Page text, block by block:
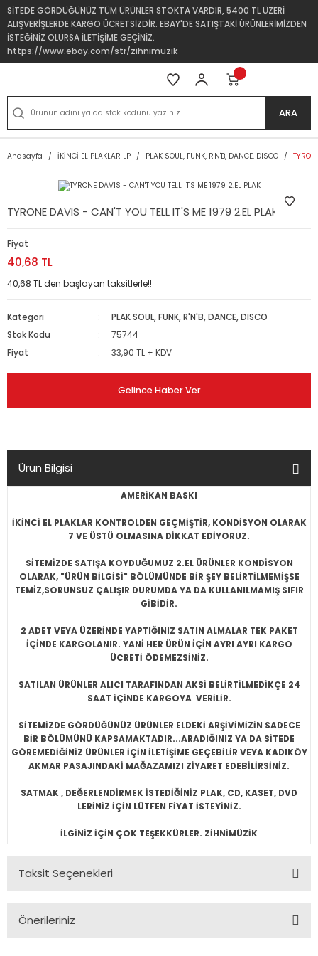
SİTEDE GÖRDÜĞÜNÜZ TÜM ÜRÜNLER STOKTA VARDIR, 5400 TL ÜZERİ
ALIŞVERİŞLERDE KARGO ÜCRETSİZDİR. EBAY'DE SATIŞTAKİ ÜRÜNLERİMİZDEN
İSTEĞİNİZ OLURSA İLETİŞİME GEÇİNİZ.
https://www.ebay.com/str/zihnimuzik
ARA
Anasayfa İKİNCİ EL PLAKLAR LP PLAK SOUL, FUNK, R'N'B, DANCE, DISCO
TYRONE DAVIS - CAN'T YOU TELL IT'S ME 1979 2.EL PLAK
Fiyat
40,68 TL
40,68 TL den başlayan taksitlerle!!
Kategori
PLAK SOUL, FUNK, R'N'B, DANCE, DISCO
Stok Kodu
75744
Fiyat
33,90 TL + KDV
Gelince Haber Ver
Ürün Bilgisi
AMERİKAN BASKI
İKİNCİ EL PLAKLAR KONTROLDEN GEÇMİŞTİR, KONDİSYON OLARAK
7 VE ÜSTÜ OLMASINA DİKKAT EDİYORUZ.
SİTEMİZDE SATIŞA KOYDUĞUMUZ 2.EL ÜRÜNLER KONDİSYON
OLARAK, "ÜRÜN BİLGİSİ" BÖLÜMÜNDE BİR ŞEY BELİRTİLMEMİŞSE
TEMİZ,SORUNSUZ ÇALIŞIR DURUMDA YA DA KULLANILMAMIŞ SIFIR
GİBİDİR.
2 ADET VEYA ÜZERİNDE YAPTIĞINIZ SATIN ALMALAR TEK PAKET
İÇİNDE KARGOLANIR. YANİ HER ÜRÜN İÇİN AYRI AYRI KARGO
ÜCRETİ ÖDEMEZSİNİZ.
SATILAN ÜRÜNLER ALICI TARAFINDAN AKSİ BELİRTİLMEDİKÇE 24
SAAT İÇİNDE KARGOYA VERİLİR.
SİTEMİZDE GÖRDÜĞÜNÜZ ÜRÜNLER ELDEKİ ARŞİVİMİZİN SADECE
BİR BÖLÜMÜNÜ KAPSAMAKTADIR...ARADIĞINIZ YA DA SİTEDE
GÖREMEDİĞİNİZ ÜRÜNLER İÇİN İLETİŞİME GEÇEBİLİR VEYA KADIKÖY
AKMAR PASAJINDAKİ MAĞAZAMIZI ZİYARET EDEBİLİRSİNİZ.
SATMAK , DEĞERLENDİRMEK İSTEDİĞİNİZ PLAK, CD, KASET, DVD
LERİNİZ İÇİN LÜTFEN FİYAT İSTEYİNİZ.
İLGİNİZ İÇİN ÇOK TEŞEKKÜRLER. ZİHNİMÜZİK
Taksit Seçenekleri
Önerileriniz